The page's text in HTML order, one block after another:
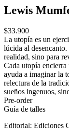
Lewis
$33.900
La utopía es un
lúcida al desencanto.
realidad, sino para
Cada utopía
ayuda a imaginar la
relectura de la
sueños ingenuos,
Pre-order
Guía de talles
Editorial: Ediciones